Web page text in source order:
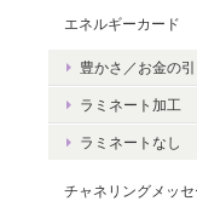
2020/
な気持ちになりまし
エネルギーカード
豊かさ／お金の
ラミネート加工
ラミネートなし
チャネリングメッ